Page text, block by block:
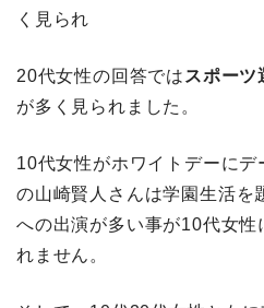
く見られ
20代女性の回答ではスポーツ
が多く見られました。
10代女性がホワイトデーに
の山崎賢人さんは学園生活を
への出演が多い事が10代女性
れません。